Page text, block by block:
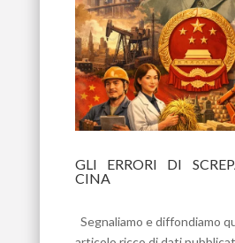
GLI ERRORI DI
CINA
Segnaliamo e diffondiamo